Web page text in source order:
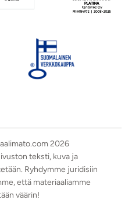
2026
teksti, kuva ja
Ryhdymme juridisiin
että materiaaliamme
väärin!